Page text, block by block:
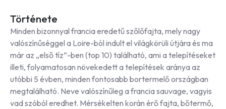
Története
Minden bizonnyal francia eredetű szőlőfajta, mely nagy
valószínűséggel a Loire-ból indult el világkörüli útjára és ma
már az „első tíz”-ben (top 10) található, ami a telepítéseket
illeti, folyamatosan növekedett a telepítések aránya az
utóbbi 5 évben, minden fontosabb bortermelő országban
megtalálható. Neve valószínűleg a francia sauvage, vagyis
vad szóból eredhet. Mérsékelten korán érő fajta, bőtermő,